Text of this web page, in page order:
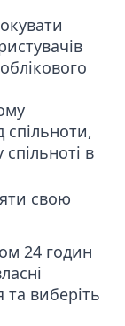
в
свою
24 годин
та виберіть